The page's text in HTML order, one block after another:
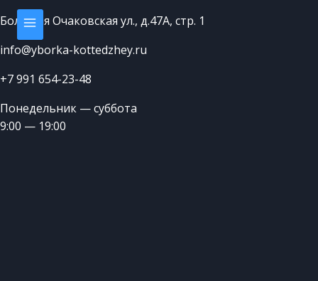
Большая Очаковская ул., д.47А, стр. 1
info@yborka-kottedzhey.ru
+7 991 654-23-48
Понедельник — суббота
9:00 — 19:00